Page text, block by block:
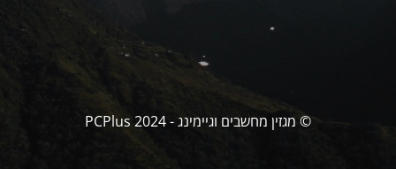
© מגזין מחשבים וגיימינג - PCPlus 2024